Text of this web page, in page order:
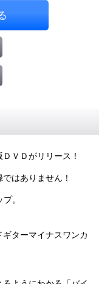
ＶＤがリリース！
はありません！
。
ターマイナスワンカ